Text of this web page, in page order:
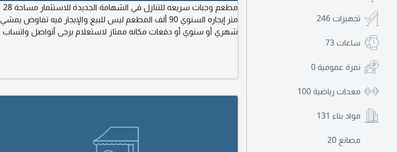
تجهيزات 246
ساعات 73
نمرة عمومية 0
معدات رياضية 100
مواد بناء 131
مصانع 20
مطعم وجبات سريعه للتنازل في الشهامة الجديدة للاستثمار مساحة 28
متر إيجاره السنوي 90 ألف المطعم ليس للبيع والإيجار فيه تفاوض يمشي
شهري أو سنوي أو دفعات مكانه ممتاز لاستعلام يرجى أتواصل واتساب